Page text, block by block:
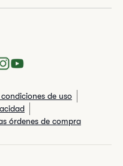
de uso
órdenes de compra